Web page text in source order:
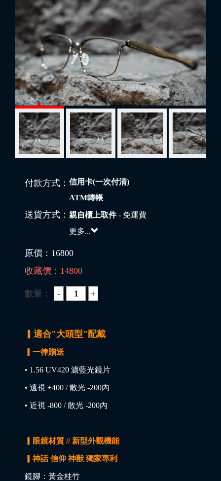
付款方式： 信用卡(一次付清)
ATM轉帳
送貨方式： 親自櫃上取件- 免運費
更多...
原價： 16800
收藏價： 14800
數量：
▎適合"大頭型"配戴
▎一律贈送
• 1.56 UV420 濾藍光鏡片
• 遠視 +400 / 散光 -200內
• 近視 -800 / 散光 -200內
▎眼鏡材質 // 新型外觀機能
▎神話 信仰 神獸 獨家專利
鏡腳：黃金桂竹